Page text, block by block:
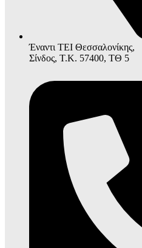
Έναντι ΤΕΙ Θεσσαλονίκης,
Σίνδος, Τ.Κ. 57400, ΤΘ 5